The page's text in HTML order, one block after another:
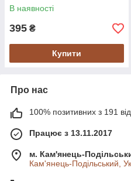
В наявності
395 ₴
Купити
Про нас
100% позитивних з 191
Працює з 13.11.2017
м. Кам'янець-
Кам'янець-Подільський,